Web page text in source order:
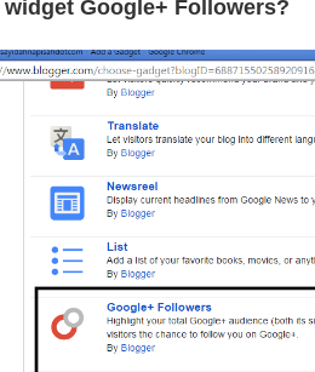
Google+ Followers?